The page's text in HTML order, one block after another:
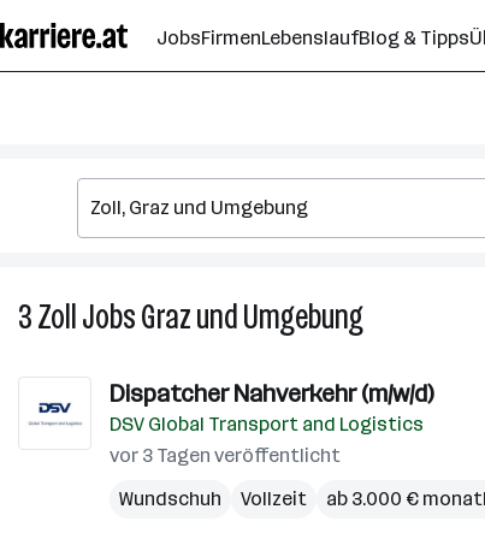
Seiteninhalt
springen
JobsFirmenLebenslaufBlog & Tipps
3ZollJobsGraz und Umgebung3
Zoll
in
Graz
Dispatcher Nahverkehr (m/w/d)
DSV Global Transport and Logistics
vor 3 Tagen veröffentlicht
Wundschuh
Vollzeit ab 3.000 €